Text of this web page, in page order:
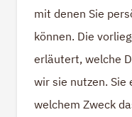
mit denen Sie
können. Die
erläutert, welche
wir sie nutzen. Sie
welchem Zweck